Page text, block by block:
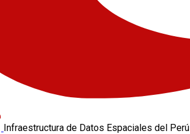
Infraestructura de Datos Espaciales del Perú